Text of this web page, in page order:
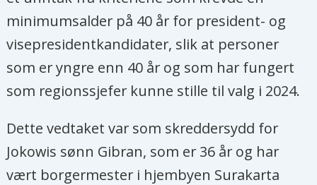
minimumsalder på 40 år for president- og
visepresidentkandidater, slik at personer
som er yngre enn 40 år og som har fungert
som regionssjefer kunne stille til valg i 2024.
Dette vedtaket var som skreddersydd for
Jokowis sønn Gibran, som er 36 år og har
vært borgermester i hjembyen Surakarta